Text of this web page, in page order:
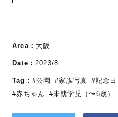
Area： 大阪
Date： 2023/8
Tag： #公園 #家族写真 #記念日
#赤ちゃん
#未就学児（〜6歳）